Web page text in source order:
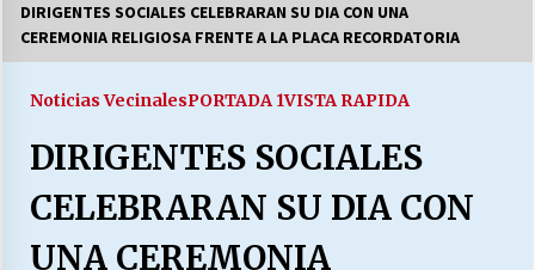
03/08/2026
LA DC POR SIEMPRE.RECORDANDO 69 AÑOS DE
28/07/2026
“ORGULLOSOS DE SER DC” SALUDA EL
DIRIGENTES SOCIALES CELEBRARAN SU DIA CON UNA
CEREMONIA RELIGIOSA FRENTE A LA PLACA RECORDATORIA
Noticias VecinalesPORTADA 1VISTA RAPIDA
DIRIGENTES SOCIALES
CELEBRARAN SU DIA CON
UNA CEREMONIA